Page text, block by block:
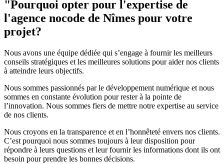
"Pourquoi opter pour l'expertise de
l'agence nocode de Nîmes pour votre
projet?
Nous avons une équipe dédiée qui s’engage à fournir les meilleurs
conseils stratégiques et les meilleures solutions pour aider nos clients
à atteindre leurs objectifs.
Nous sommes passionnés par le développement numérique et nous
sommes en constante évolution pour rester à la pointe de
l’innovation. Nous sommes fiers de mettre notre expertise au service
de nos clients.
Nous croyons en la transparence et en l’honnêteté envers nos clients.
C’est pourquoi nous sommes toujours à leur disposition pour
répondre à leurs questions et leur fournir les informations dont ils ont
besoin pour prendre les bonnes décisions.